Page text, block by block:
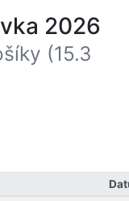
2026
(15.3